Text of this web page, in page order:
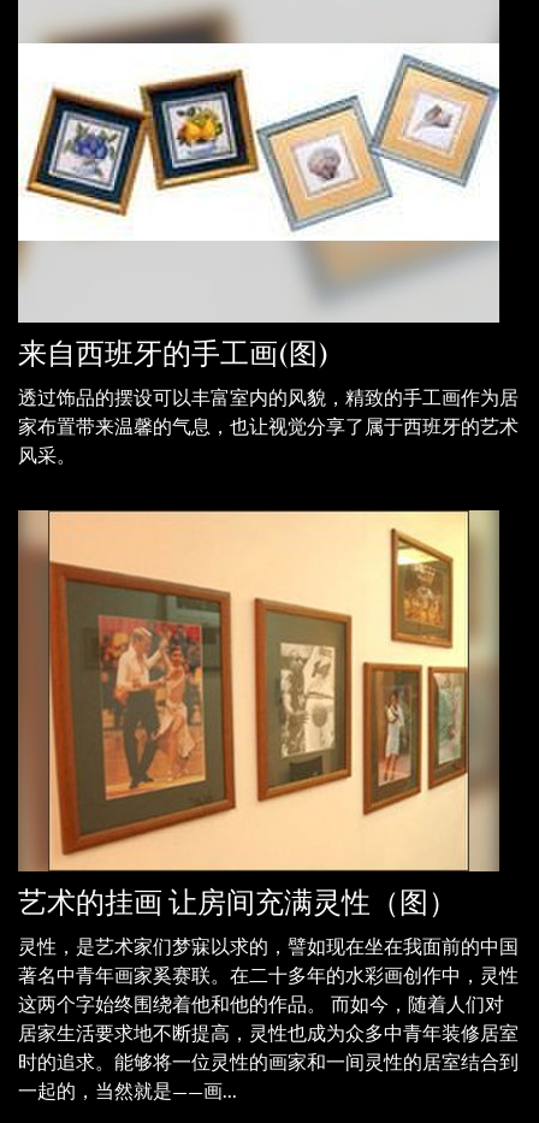
来自西班牙的手工画(图)
透过饰品的摆设可以丰富室内的风貌，精致的手工画作为居
家布置带来温馨的气息，也让视觉分享了属于西班牙的艺术
风采。
艺术的挂画 让房间充满灵性（图）
灵性，是艺术家们梦寐以求的，譬如现在坐在我面前的中国
著名中青年画家奚赛联。在二十多年的水彩画创作中，灵性
这两个字始终围绕着他和他的作品。 而如今，随着人们对
居家生活要求地不断提高，灵性也成为众多中青年装修居室
时的追求。能够将一位灵性的画家和一间灵性的居室结合到
一起的，当然就是——画...